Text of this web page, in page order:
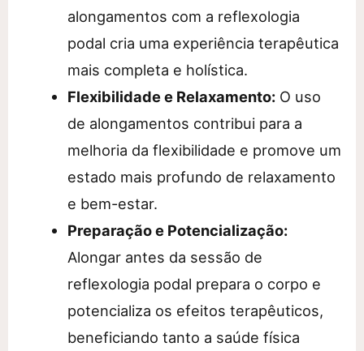
alongamentos com a reflexologia
podal cria uma experiência terapêutica
mais completa e holística.
Flexibilidade e Relaxamento:O uso
de alongamentos contribui para a
melhoria da flexibilidade e promove um
estado mais profundo de relaxamento
e bem-estar.
Preparação e Potencialização:
Alongar antes da sessão de
reflexologia podal prepara o corpo e
potencializa os efeitos terapêuticos,
beneficiando tanto a saúde física